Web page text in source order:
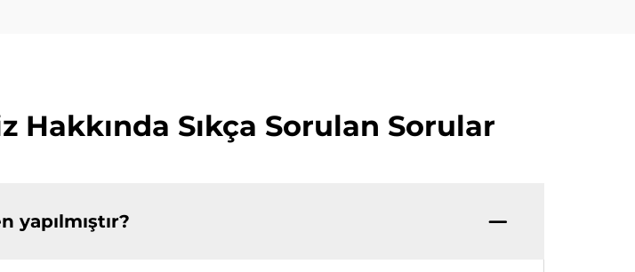
Hakkında Sıkça Sorulan Sorular